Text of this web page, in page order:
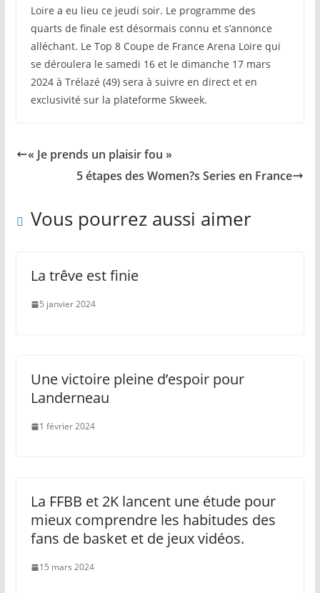
Loire a eu lieu ce jeudi soir. Le programme des
quarts de finale est désormais connu et s’annonce
alléchant. Le Top 8 Coupe de France Arena Loire qui
se déroulera le samedi 16 et le dimanche 17 mars
2024 à Trélazé (49) sera à suivre en direct et en
exclusivité sur la plateforme Skweek.
« Je prends un plaisir fou »
5 étapes des Women?s Series en France
Vous pourrez aussi aimer
La trêve est finie
5 janvier 2024
Une victoire pleine d’espoir pour
Landerneau
1 février 2024
La FFBB et 2K lancent une étude pour
mieux comprendre les habitudes des
fans de basket et de jeux vidéos.
15 mars 2024